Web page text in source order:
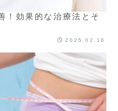
！効果的な治療法とそ
2025.02.16